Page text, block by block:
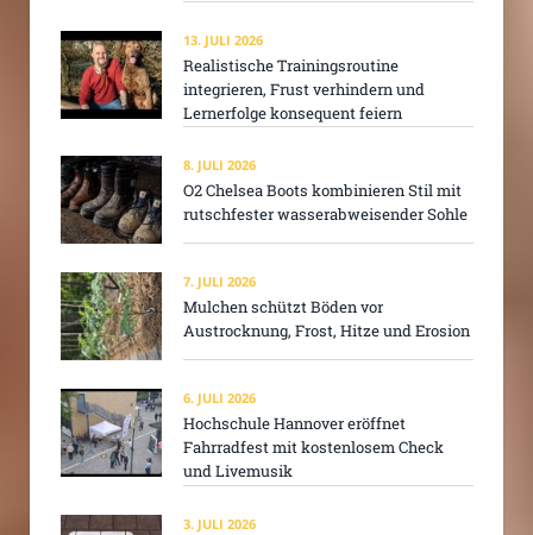
13. JULI 2026
Realistische Trainingsroutine
integrieren, Frust verhindern und
Lernerfolge konsequent feiern
8. JULI 2026
O2 Chelsea Boots kombinieren Stil mit
rutschfester wasserabweisender Sohle
7. JULI 2026
Mulchen schützt Böden vor
Austrocknung, Frost, Hitze und Erosion
6. JULI 2026
Hochschule Hannover eröffnet
Fahrradfest mit kostenlosem Check
und Livemusik
3. JULI 2026